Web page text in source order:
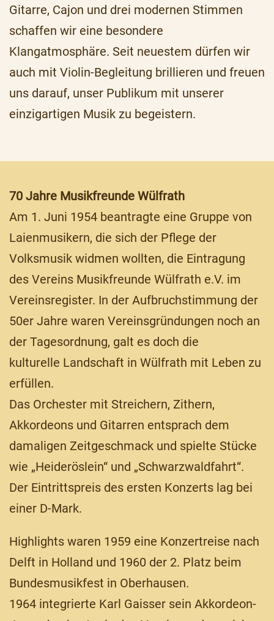
Gitarre, Cajon und drei modernen Stimmen
schaffen wir eine besondere
Klangatmosphäre. Seit neuestem dürfen wir
auch mit Violin-Begleitung brillieren und freuen
uns darauf, unser Publikum mit unserer
einzigartigen Musik zu begeistern.
70 Jahre Musikfreunde Wülfrath
Am 1. Juni 1954 beantragte eine Gruppe von
Laienmusikern, die sich der Pflege der
Volksmusik widmen wollten, die Eintragung
des Vereins Musikfreunde Wülfrath e.V. im
Vereinsregister. In der Aufbruchstimmung der
50er Jahre waren Vereinsgründungen noch an
der Tagesordnung, galt es doch die
kulturelle Landschaft in Wülfrath mit Leben zu
erfüllen.
Das Orchester mit Streichern, Zithern,
Akkordeons und Gitarren entsprach dem
damaligen Zeitgeschmack und spielte Stücke
wie „Heideröslein“ und „Schwarzwaldfahrt“.
Der Eintrittspreis des ersten Konzerts lag bei
einer D-Mark.
Highlights waren 1959 eine Konzertreise nach
Delft in Holland und 1960 der 2. Platz beim
Bundesmusikfest in Oberhausen.
1964 integrierte Karl Gaisser sein Akkordeon-